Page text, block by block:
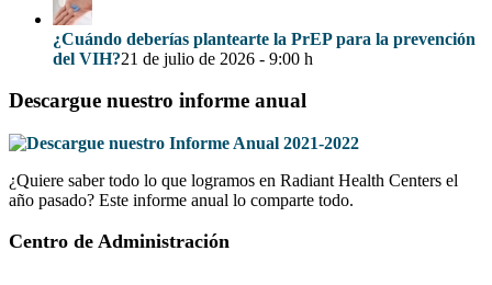
¿Cuándo deberías plantearte la PrEP para la prevención
del VIH?21 de julio de 2026 - 9:00 h
Descargue nuestro informe anual
¿Quiere saber todo lo que logramos en Radiant Health Centers el
año pasado? Este informe anual lo comparte todo.
Centro de Administración